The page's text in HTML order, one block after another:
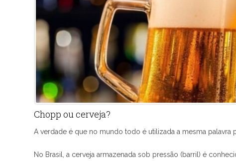
Chopp ou cerveja?
A verdade é que no mundo todo é utilizada a mesma palavra
No Brasil, a cerveja armazenada sob pressão (barril) é